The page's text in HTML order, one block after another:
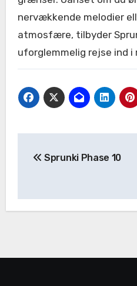
nervækkende melodier
atmosfære, tilbyder
uforglemmelig rejse ind i
navigation
Sprunki Phase 10